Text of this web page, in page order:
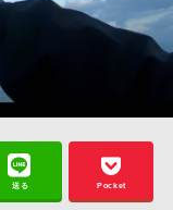
送る Pocket